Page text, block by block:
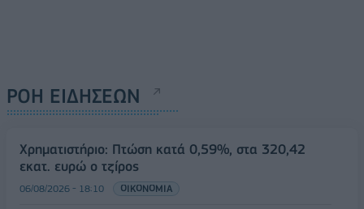
ΡΟΗ ΕΙΔΗΣΕΩΝ
Χρηματιστήριο: Πτώση κατά 0,59%, στα 320,42
εκατ. ευρώ ο τζίρος
06/08/2026 - 18:10 ΟΙΚΟΝΟΜΙΑ